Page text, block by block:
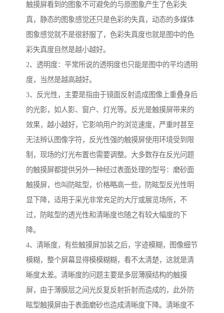
触摸屏看到的图象不可避免的与原图象产生了色彩失
真，静态的图象感觉还只是色彩的失真，动态的多媒体
图象感觉就不是很舒服了，色彩失真度也就是图中的色
彩失真度自然是越小越好。
2、透明度：平常所说的透明度也只能是图中的平均透明
度，当然是越高越好。
3、反光性，主要是指由于镜面反射造成图像上重叠身后
的光影，如人影、窗户、灯光等。反光是触摸屏带来的
效果，越小越好，它影响用户的浏览速度，严重时甚至
无法辨认图像字符，反光性强的触摸屏使用环境受到限
制，现场的灯光布置也需要调整。大多数存在反光问题
的触摸屏都提供另外一种经过表面处理的型号：磨砂面
触摸屏，也叫防眩型，价格略高一些，防眩型反光性明
显下降，适用于采光非常充足的大厅或展览场所，不
过，防眩型的透光性和清晰度也随之有较大幅度的下
降。
4、清晰度，有些触摸屏加装之后，字迹模糊，图像细节
模糊，整个屏幕显得模模糊糊，看不太清楚，这就是清
晰度太差。清晰度的问题主要是多层薄膜结构的触摸
屏，由于薄膜层之间光反复反射折射而造成的，此外防
眩型触摸屏由于表面磨砂也造成清晰度下降。清晰度不